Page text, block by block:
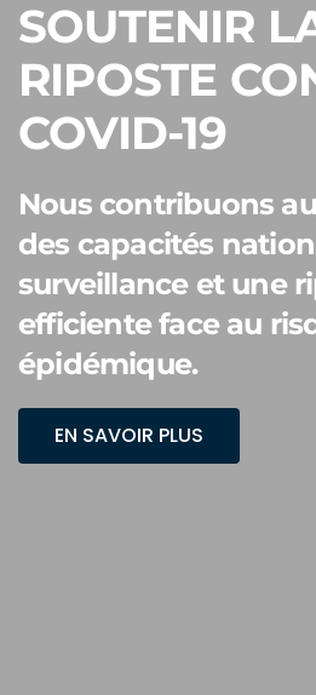
ASSURER UN
EQUITABLE
VACCINS
COVID-19
Nos efforts visent à
disponibilité de
efficaces pour tous.